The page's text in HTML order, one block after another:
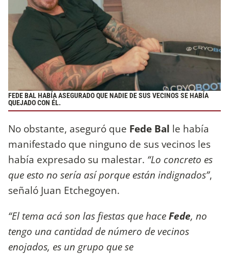
FEDE BAL HABÍA ASEGURADO QUE NADIE DE SUS VECINOS SE HABÍA
QUEJADO CON ÉL.
No obstante, aseguró que Fede Bal le había
manifestado que ninguno de sus vecinos les
había expresado su malestar. “Lo concreto es
que esto no sería así porque están indignados”,
señaló Juan Etchegoyen.
“El tema acá son las fiestas que haceFede, no
tengo una cantidad de número de vecinos
enojados, es un grupo que se